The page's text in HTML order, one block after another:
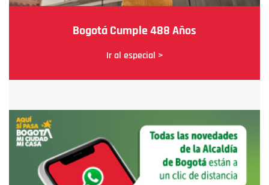
Bogotá Cumple 488 Años
Ir al especial >